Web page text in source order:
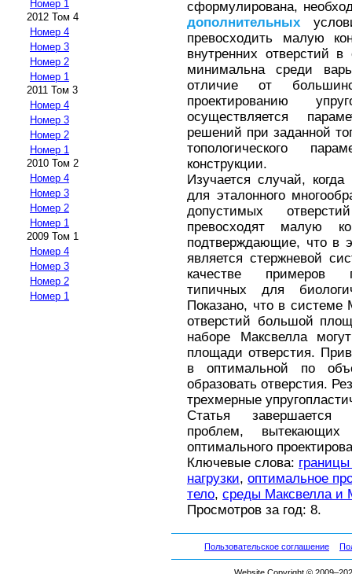
Номер 1
2012 Том 4
Номер 4
Номер 3
Номер 2
Номер 1
2011 Том 3
Номер 4
Номер 3
Номер 2
Номер 1
2010 Том 2
Номер 4
Номер 3
Номер 2
Номер 1
2009 Том 1
Номер 4
Номер 3
Номер 2
Номер 1
сформулирована,
дополнительных
превосходить малую
внутренних отверстий
минимальна среди
отличие от
проектированию
осуществляется
решений при заданной
топологического
конструкции.
Изучается случай,
для эталонного
допустимых
превосходят малую
подтверждающие, что в
является стержневой
качестве примеров
типичных для
Показано, что в
отверстий большой
наборе Максвелла
площади отверстия.
в оптимальной по
образовать отверстия.
трехмерные
Статья завершается
проблем,
оптимального
Ключевые слова: границы
нагрузки, оптимальное
тело, среды Максвелла и
Просмотров за год: 8.
Пользовательское соглашение